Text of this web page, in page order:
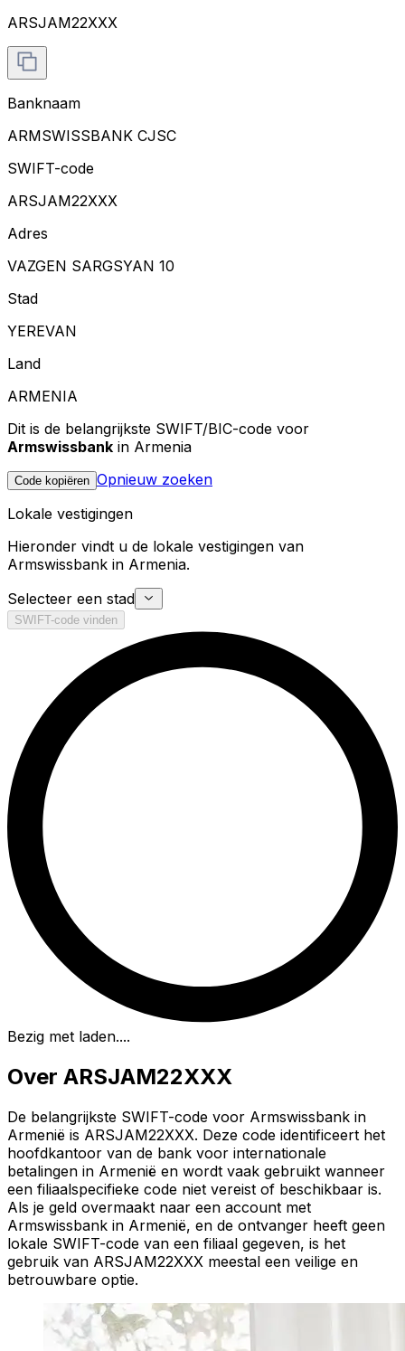
ARSJAM22XXX
Banknaam
ARMSWISSBANK CJSC
SWIFT-code
ARSJAM22XXX
Adres
VAZGEN SARGSYAN 10
Stad
YEREVAN
Land
ARMENIA
Dit is de belangrijkste SWIFT/BIC-code voor
Armswissbank in Armenia
Code kopiëren Opnieuw zoeken
Lokale vestigingen
Hieronder vindt u de lokale vestigingen van
Armswissbank in Armenia.
Selecteer een stad
SWIFT-code vinden
Bezig met laden....
Over ARSJAM22XXX
De belangrijkste SWIFT-code voor Armswissbank in
Armenië is ARSJAM22XXX. Deze code identificeert het
hoofdkantoor van de bank voor internationale
betalingen in Armenië en wordt vaak gebruikt wanneer
een filiaalspecifieke code niet vereist of beschikbaar is.
Als je geld overmaakt naar een account met
Armswissbank in Armenië, en de ontvanger heeft geen
lokale SWIFT-code van een filiaal gegeven, is het
gebruik van ARSJAM22XXX meestal een veilige en
betrouwbare optie.